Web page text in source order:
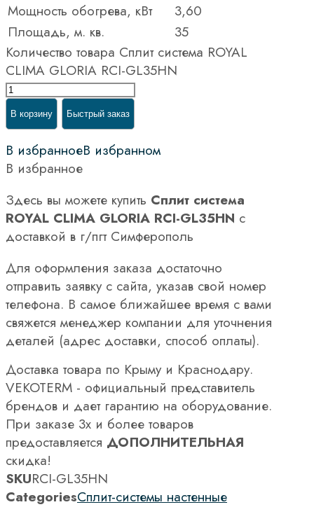
Мощность обогрева, кВт
3,60
Площадь, м. кв.
35
Количество товара Сплит система ROYAL
CLIMA GLORIA RCI-GL35HN
В корзину Быстрый заказ
В избранноеВ избранном
В избранное
Здесь вы можете купить Сплит система
ROYAL CLIMA GLORIA RCI-GL35HN с
доставкой в г/пгт Симферополь
Для оформления заказа достаточно
отправить заявку с сайта, указав свой номер
телефона. В самое ближайшее время с вами
свяжется менеджер компании для уточнения
деталей (адрес доставки, способ оплаты).
Доставка товара по Крыму и Краснодару.
VEKOTERM - официальный представитель
брендов и дает гарантию на оборудование.
При заказе 3х и более товаров
предоставляется ДОПОЛНИТЕЛЬНАЯ
скидка!
SKURCI-GL35HN
CategoriesСплит-системы настенные